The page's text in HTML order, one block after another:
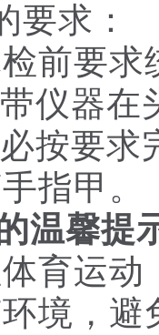
求：
前要
仪器在
按要求
指甲。
温馨提
育运动
境，避